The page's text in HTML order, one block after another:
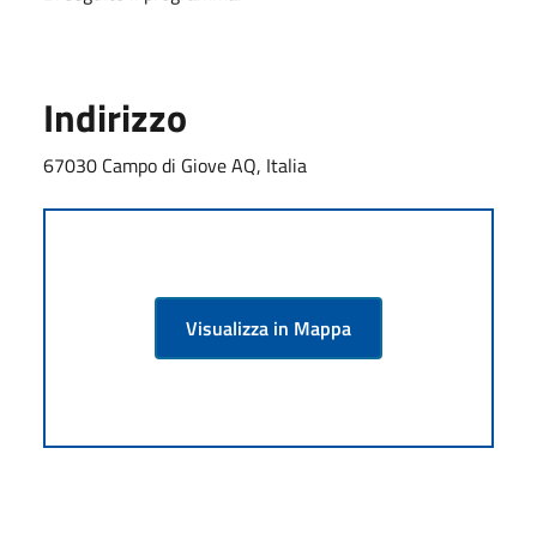
Indirizzo
67030 Campo di Giove AQ, Italia
Visualizza in Mappa